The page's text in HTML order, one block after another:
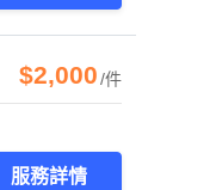
$2,000/件
服務詳情